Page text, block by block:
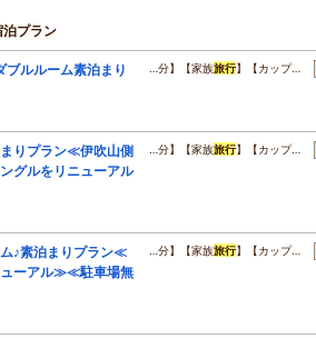
泊プラン
ブルルーム素泊まり
…分】【家族旅行】【カップ…
りプラン≪伊吹山側
グルをリニューアル
…分】【家族旅行】【カップ…
♪素泊まりプラン≪
ューアル≫≪駐車場無
…分】【家族旅行】【カップ…